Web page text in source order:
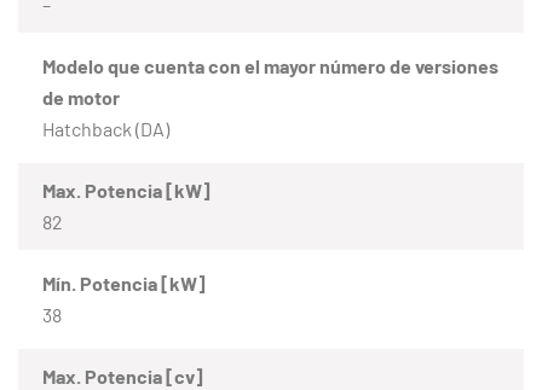
Modelo que cuenta con el mayor número de versiones
de motor
Hatchback (DA)
Max. Potencia [kW]
82
Mín. Potencia [kW]
38
Max. Potencia [cv]